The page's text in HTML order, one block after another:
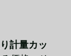
だ買うと
計量カッ